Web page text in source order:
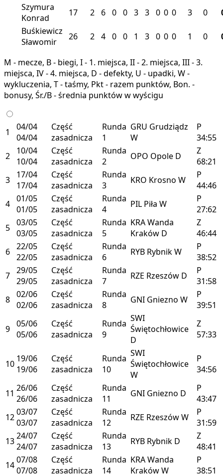
Szymura
Konrad
17 2 6 0 0 3 3 0 0 0 3 0
Buśkiewicz
Sławomir
26 2 4 0 0 1 3 0 0 0 1 0
M - mecze, B - biegi, I - 1. miejsca, II - 2. miejsca, III - 3.
miejsca, IV - 4. miejsca, D - defekty, U - upadki, W -
wykluczenia, T - taśmy, Pkt - razem punktów, Bon. -
bonusy, Śr./B - średnia punktów w wyścigu
1
04/04
04/04
Część
zasadnicza
Runda
1
GRU Grudziądz
W
P
34:55
2
10/04
10/04
Część
zasadnicza
Runda
2
OPO Opole D
Z
68:21
3
17/04
17/04
Część
zasadnicza
Runda
3
KRO Krosno W
P
44:46
4 01/05
01/05
Część
zasadnicza
Runda
4
PIL Piła W
P
27:62
5 03/05
03/05
Część
zasadnicza
Runda
5
KRAWanda
Kraków D
Z
46:44
6 22/05
22/05
Część
zasadnicza
Runda
6
RYB RybnikW
P
38:52
7 29/05
29/05
Część
zasadnicza
Runda
7
RZE Rzeszów D
P
31:58
8 02/06
02/06
Część
zasadnicza
Runda
8
GNI Gniezno W
P
39:51
9 05/06
05/06
Część
zasadnicza
Runda
9
SWI
Świętochłowice
D
Z
57:33
10 19/06
19/06
Część
zasadnicza
Runda
10
SWI
Świętochłowice
W
P
34:56
11 26/06
26/06
Część
zasadnicza
Runda
11
GNI Gniezno D
P
43:47
1203/07
03/07
Część
zasadnicza
Runda
12
RZE RzeszówW
P
31:59
1324/07
24/07
Część
zasadnicza
Runda
13
RYB Rybnik D
Z
48:41
1407/08
07/08
Część
zasadnicza
Runda
14
KRAWanda
KrakówW
P
38:51